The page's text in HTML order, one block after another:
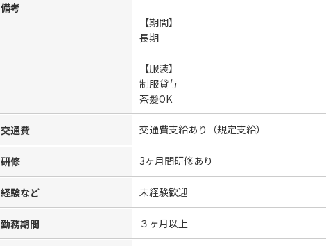
備考
【期間】
長期
【服装】
制服貸与
茶髪OK
交通費 交通費支給あり（規定支給）
研修 3ヶ月間研修あり
経験など 未経験歓迎
勤務期間 ３ヶ月以上